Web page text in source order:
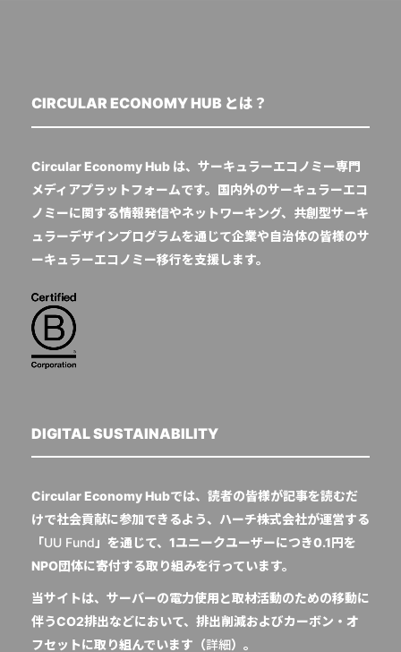
CIRCULAR ECONOMY HUB とは？
Circular Economy Hub は、サーキュラーエコノミー専門
メディアプラットフォームです。国内外のサーキュラーエコ
ノミーに関する情報発信やネットワーキング、共創型サーキ
ュラーデザインプログラムを通じて企業や自治体の皆様のサ
ーキュラーエコノミー移行を支援します。
DIGITAL SUSTAINABILITY
Circular Economy Hubでは、読者の皆様が記事を読むだ
けで社会貢献に参加できるよう、ハーチ株式会社が運営する
「UU Fund 」を通じて、1ユニークユーザーにつき0.1円を
NPO団体に寄付する取り組みを行っています。
当サイトは、サーバーの電力使用と取材活動のための移動に
伴うCO2排出などにおいて、排出削減およびカーボン・オ
フセットに取り組んでいます（詳細）。